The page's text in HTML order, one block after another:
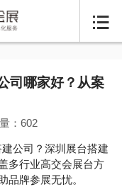

司哪家好？从案
：602
公司？深圳展台搭建
多行业高交会展台方
品牌参展无忧。